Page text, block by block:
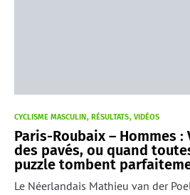
CYCLISME MASCULIN RÉSULTATS VIDÉOS
Paris-Roubaix – Hommes :
des pavés, ou quand
puzzle tombent
Le Néerlandais Mathieu van der